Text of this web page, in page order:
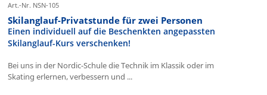
Art.-Nr. NSN-105
Skilanglauf-Privatstunde für zwei Personen
Einen individuell auf die Beschenkten angepassten
Skilanglauf-Kurs verschenken!
Bei uns in der Nordic-Schule die Technik im Klassik oder im
Skating erlernen, verbessern und ...